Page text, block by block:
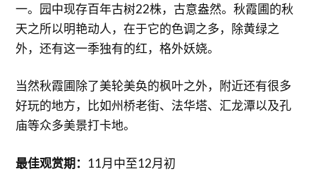
一。园中现存百年古树22株，古意盎然。秋霞圃的秋
天之所以明艳动人，在于它的色调之多，除黄绿之
外，还有这一季独有的红，格外妖娆。
当然秋霞圃除了美轮美奂的枫叶之外，附近还有很多
好玩的地方，比如州桥老街、法华塔、汇龙潭以及孔
庙等众多美景打卡地。
最佳观赏期： 11月中至12月初